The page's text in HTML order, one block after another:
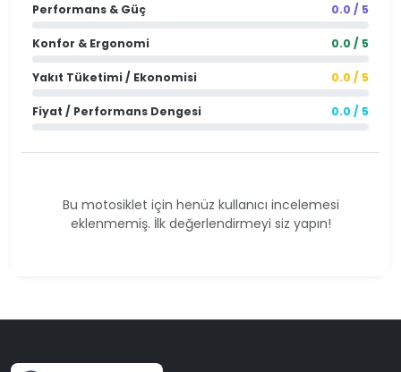
Performans & Güç 0.0 / 5
Konfor & Ergonomi 0.0 / 5
Yakıt Tüketimi / Ekonomisi 0.0 / 5
Fiyat / Performans Dengesi 0.0 / 5
Bu motosiklet için henüz kullanıcı incelemesi
eklenmemiş. İlk değerlendirmeyi siz yapın!